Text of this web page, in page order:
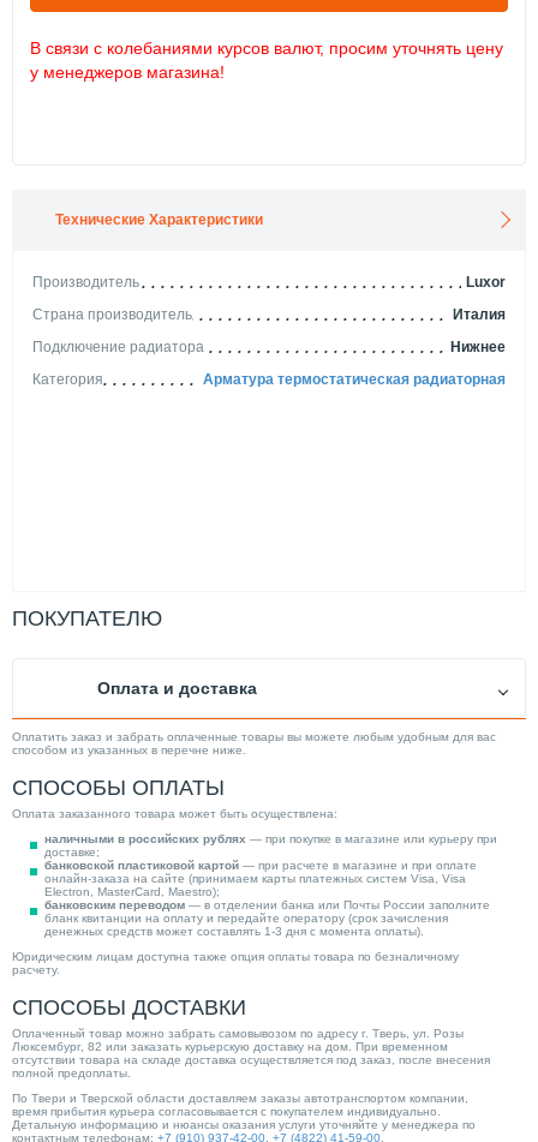
В связи с колебаниями курсов валют, просим уточнять цену
у менеджеров магазина!
Технические Характеристики
Производитель
Luxor
Страна производитель
Италия
Подключение радиатора
Нижнее
Категория
Арматура термостатическая радиаторная
ПОКУПАТЕЛЮ
Оплата и доставка
Оплатить заказ и забрать оплаченные товары вы можете любым удобным для вас
способом из указанных в перечне ниже.
СПОСОБЫ ОПЛАТЫ
Оплата заказанного товара может быть осуществлена:
наличными в российских рублях — при покупке в магазине или курьеру при
доставке;
банковской пластиковой картой — при расчете в магазине и при оплате
онлайн-заказа на сайте (принимаем карты платежных систем Visa, Visa
Electron, MasterCard, Maestro);
банковским переводом — в отделении банка или Почты России заполните
бланк квитанции на оплату и передайте оператору (срок зачисления
денежных средств может составлять 1-3 дня с момента оплаты).
Юридическим лицам доступна также опция оплаты товара по безналичному
расчету.
СПОСОБЫ ДОСТАВКИ
Оплаченный товар можно забрать самовывозом по адресу г. Тверь, ул. Розы
Люксембург, 82 или заказать курьерскую доставку на дом. При временном
отсутствии товара на складе доставка осуществляется под заказ, после внесения
полной предоплаты.
По Твери и Тверской области доставляем заказы автотранспортом компании,
время прибытия курьера согласовывается с покупателем индивидуально.
Детальную информацию и нюансы оказания услуги уточняйте у менеджера по
контактным телефонам: +7 (910) 937-42-00 +7 (4822) 41-59-00